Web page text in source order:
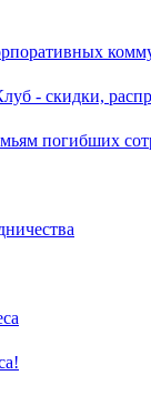
- скидки,
погибших